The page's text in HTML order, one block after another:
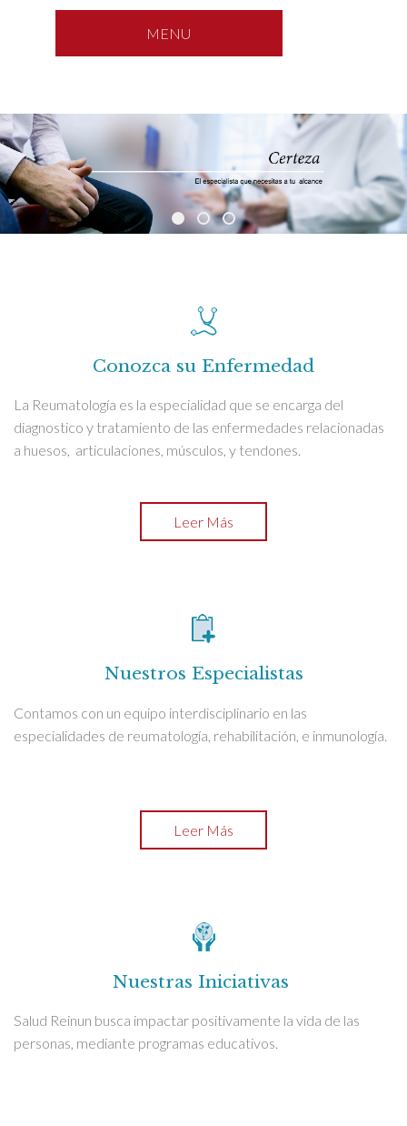
MENU
Conozca su Enfermedad
La Reumatología es la especialidad que se encarga del
diagnostico y tratamiento de las enfermedades relacionadas
a huesos, articulaciones, músculos, y tendones.
Leer Más
Nuestros Especialistas
Contamos con un equipo interdisciplinario en las
especialidades de reumatología, rehabilitación, e inmunología.
Leer Más
Nuestras Iniciativas
Salud Reinun busca impactar positivamente la vida de las
personas, mediante programas educativos.